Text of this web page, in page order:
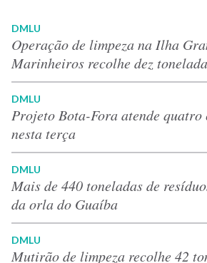
DMLU
Operação de limpeza na Ilha
Marinheiros recolhe dez
DMLU
Projeto Bota-Fora atende quatro
nesta terça
DMLU
Mais de 440 toneladas de
da orla do Guaíba
DMLU
Mutirão de limpeza recolhe 42